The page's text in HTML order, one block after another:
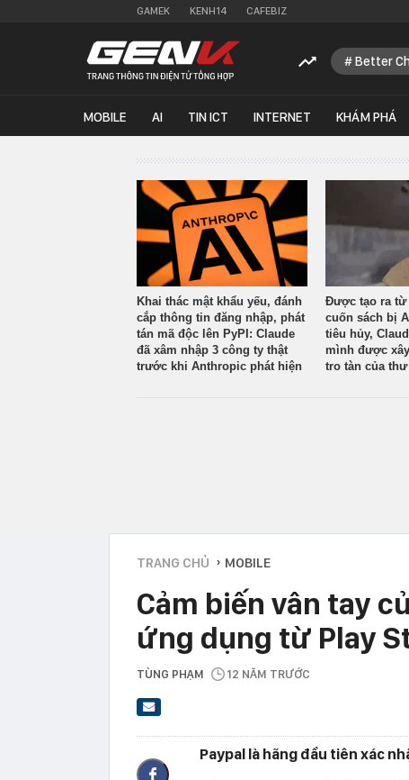
GAMEK KENH14 CAFEBIZ
Better
MOBILE AI TIN ICT INTERNET KHÁM PHÁ
Khai thác mật khẩu yếu, đánh
cắp thông tin đăng nhập, phát
tán mã độc lên PyPI: Claude
đã xâm nhập 3 công ty thật
trước khi Anthropic phát hiện
Được tạo ra từ
cuốn sách bị
tiêu hủy,
mình được
tro tàn của
TRANG CHỦ › MOBILE
Cảm biến vân tay
ứng dụng từ Play
TÙNG PHẠM 12 NĂM TRƯỚC
Paypal là hãng đầu tiên xác